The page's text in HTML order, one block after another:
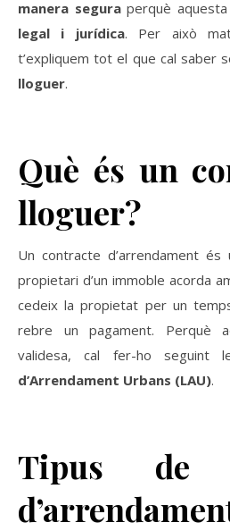
manera seguraperquè
legal i jurídica. Per això
t’expliquem tot el que cal saber
lloguer.
Què és un
lloguer?
Un contracte d’arrendament
propietari d’un immoble acorda
cedeix la propietat per un
rebre un pagament. Perquè
validesa, cal fer-ho seguint
d’Arrendament Urbans (LAU).
Tipus de